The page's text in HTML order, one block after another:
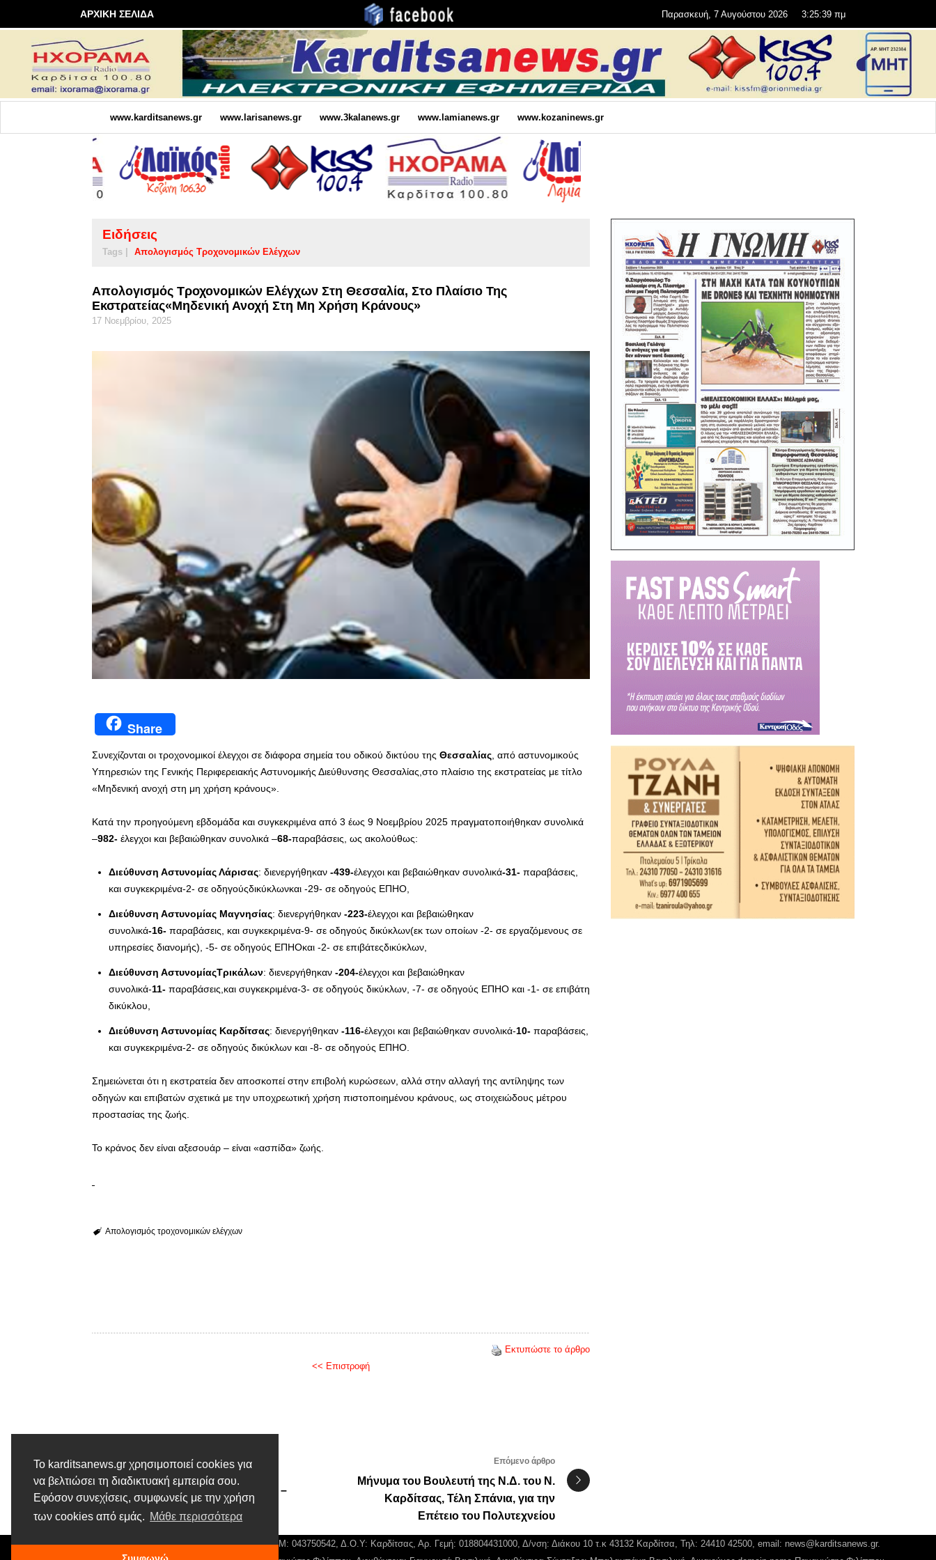
Το karditsanews.gr χρησιμοποιεί cookies για
να βελτιώσει τη διαδικτυακή εμπειρία σου.
Εφόσον συνεχίσεις, συμφωνείς με την χρήση
των cookies από εμάς. Μάθε περισσότερα
ΑΡΧΙΚΗ ΣΕΛΙΔΑ Παρασκευή, 7 Αυγούστου 2026 3:25:40 πμ
www.karditsanews.gr www.larisanews.gr www.3kalanews.gr www.lamianews.gr www.kozaninews.gr
Ειδήσεις
Tags | Απολογισμός Τροχονομικών Ελέγχων
Απολογισμός Τροχονομικών Ελέγχων Στη Θεσσαλία, Στο Πλαίσιο Της
Εκστρατείας«Μηδενική Ανοχή Στη Μη Χρήση Κράνους»
17 Νοεμβρίου, 2025
Share
Συνεχίζονται οι τροχονομικοί έλεγχοι σε διάφορα σημεία του οδικού δικτύου της Θεσσαλίας, από αστυνομικούς
Υπηρεσιών της Γενικής Περιφερειακής Αστυνομικής Διεύθυνσης Θεσσαλίας,στο πλαίσιο της εκστρατείας με τίτλο
«Μηδενική ανοχή στη μη χρήση κράνους».
Κατά την προηγούμενη εβδομάδα και συγκεκριμένα από 3 έως 9 Νοεμβρίου 2025 πραγματοποιήθηκαν συνολικά
–982- έλεγχοι και βεβαιώθηκαν συνολικά –68-παραβάσεις, ως ακολούθως:
Διεύθυνση Αστυνομίας Λάρισας: διενεργήθηκαν -439-έλεγχοι και βεβαιώθηκαν συνολικά-31- παραβάσεις,
και συγκεκριμένα-2- σε οδηγούςδικύκλωνκαι -29- σε οδηγούς ΕΠΗΟ,
Διεύθυνση Αστυνομίας Μαγνησίας: διενεργήθηκαν -223-έλεγχοι και βεβαιώθηκαν
συνολικά-16- παραβάσεις, και συγκεκριμένα-9- σε οδηγούς δικύκλων(εκ των οποίων -2- σε εργαζόμενους σε
υπηρεσίες διανομής), -5- σε οδηγούς ΕΠΗΟκαι -2- σε επιβάτεςδικύκλων,
Διεύθυνση ΑστυνομίαςΤρικάλων: διενεργήθηκαν -204-έλεγχοι και βεβαιώθηκαν
συνολικά-11- παραβάσεις,και συγκεκριμένα-3- σε οδηγούς δικύκλων, -7- σε οδηγούς ΕΠΗΟ και -1- σε επιβάτη
δικύκλου,
Διεύθυνση Αστυνομίας Καρδίτσας: διενεργήθηκαν -116-έλεγχοι και βεβαιώθηκαν συνολικά-10- παραβάσεις,
και συγκεκριμένα-2- σε οδηγούς δικύκλων και -8- σε οδηγούς ΕΠΗΟ.
Σημειώνεται ότι η εκστρατεία δεν αποσκοπεί στην επιβολή κυρώσεων, αλλά στην αλλαγή της αντίληψης των
οδηγών και επιβατών σχετικά με την υποχρεωτική χρήση πιστοποιημένου κράνους, ως στοιχειώδους μέτρου
προστασίας της ζωής.
Το κράνος δεν είναι αξεσουάρ – είναι «ασπίδα» ζωής.
Απολογισμός τροχονομικών ελέγχων
Εκτυπώστε το άρθρο
<< Επιστροφή
Προηγούμενο άρθρο
Το Ημερολόγιο ενός φτωχού –
Εύθυμα του Κώστα Βλάχου
Επόμενο άρθρο
Μήνυμα του Βουλευτή της Ν.Δ. του Ν.
Καρδίτσας, Τέλη Σπάνια, για την
Επέτειο του Πολυτεχνείου
© Karditsa News | Διακριτικός Τίτλος: Orion Media, ΑΦΜ: 043750542, Δ.Ο.Υ: Καρδίτσας, Αρ. Γεμή: 018804431000, Δ/νση: Διάκου 10 τ.κ 43132 Καρδίτσα, Τηλ: 24410 42500, email: news@karditsanews.gr.